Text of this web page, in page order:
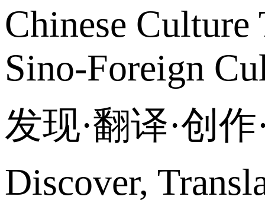
Chinese
Sino-Foreign
发现·翻译·创
Discover,